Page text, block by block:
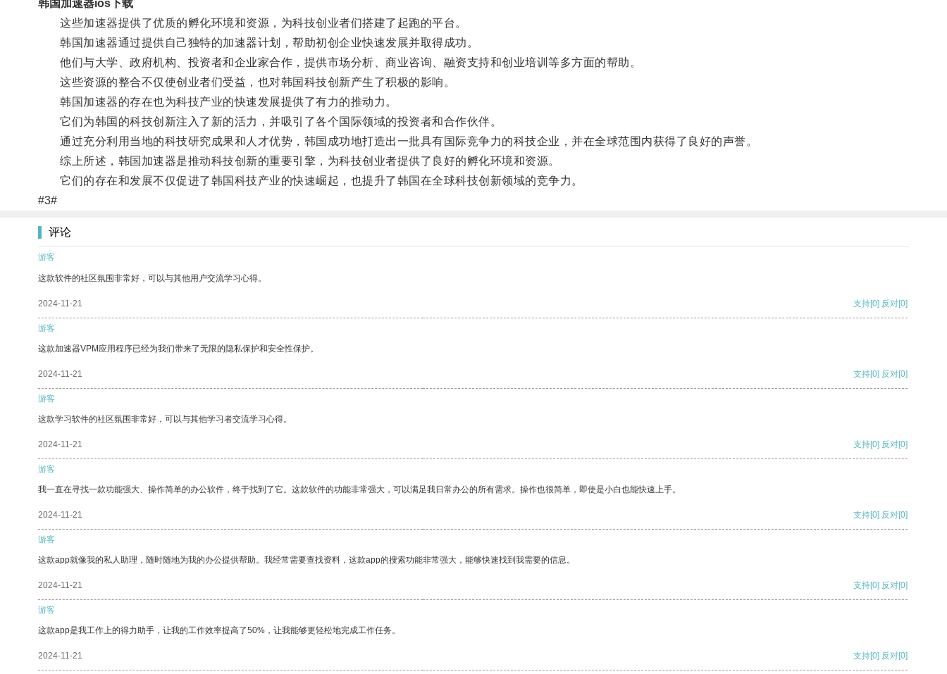
韩国加速器ios下载
这些加速器提供了优质的孵化环境和资源，为科技创业者们搭建了起跑的平台。
韩国加速器通过提供自己独特的加速器计划，帮助初创企业快速发展并取得成功。
他们与大学、政府机构、投资者和企业家合作，提供市场分析、商业咨询、融资支持和创业培训等多方面的帮助。
这些资源的整合不仅使创业者们受益，也对韩国科技创新产生了积极的影响。
韩国加速器的存在也为科技产业的快速发展提供了有力的推动力。
它们为韩国的科技创新注入了新的活力，并吸引了各个国际领域的投资者和合作伙伴。
通过充分利用当地的科技研究成果和人才优势，韩国成功地打造出一批具有国际竞争力的科技企业，并在全球范围内获得了良好的声誉。
综上所述，韩国加速器是推动科技创新的重要引擎，为科技创业者提供了良好的孵化环境和资源。
它们的存在和发展不仅促进了韩国科技产业的快速崛起，也提升了韩国在全球科技创新领域的竞争力。
#3#
评论
游客
这款软件的社区氛围非常好，可以与其他用户交流学习心得。
2024-11-21 支持[0] 反对[0]
游客
这款加速器VPM应用程序已经为我们带来了无限的隐私保护和安全性保护。
2024-11-21 支持[0] 反对[0]
游客
这款学习软件的社区氛围非常好，可以与其他学习者交流学习心得。
2024-11-21 支持[0] 反对[0]
游客
我一直在寻找一款功能强大、操作简单的办公软件，终于找到了它。这款软件的功能非常强大，可以满足我日常办公的所有需求。操作也很简单，即使是小白也能快速上手。
2024-11-21 支持[0] 反对[0]
游客
这款app就像我的私人助理，随时随地为我的办公提供帮助。我经常需要查找资料，这款app的搜索功能非常强大，能够快速找到我需要的信息。
2024-11-21 支持[0] 反对[0]
游客
这款app是我工作上的得力助手，让我的工作效率提高了50%，让我能够更轻松地完成工作任务。
2024-11-21 支持[0] 反对[0]